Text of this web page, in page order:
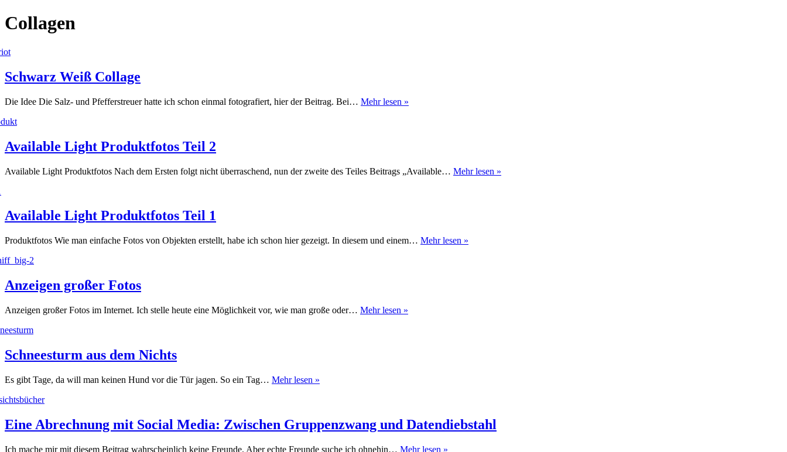
Collagen
Schwarz Weiß Collage
Die Idee Die Salz- und Pfefferstreuer hatte ich schon einmal fotografiert, hier der Beitrag. Bei… Mehr lesen »
Available Light Produktfotos Teil 2
Available Light Produktfotos Nach dem Ersten folgt nicht überraschend, nun der zweite des Teiles Beitrags „Available… Mehr lesen »
Available Light Produktfotos Teil 1
Produktfotos Wie man einfache Fotos von Objekten erstellt, habe ich schon hier gezeigt. In diesem und einem… Mehr lesen »
Anzeigen großer Fotos
Anzeigen großer Fotos im Internet. Ich stelle heute eine Möglichkeit vor, wie man große oder… Mehr lesen »
Schneesturm aus dem Nichts
Es gibt Tage, da will man keinen Hund vor die Tür jagen. So ein Tag… Mehr lesen »
Eine Abrechnung mit Social Media: Zwischen Gruppenzwang und Datendiebstahl
Ich mache mir mit diesem Beitrag wahrscheinlich keine Freunde. Aber echte Freunde suche ich ohnehin… Mehr lesen »